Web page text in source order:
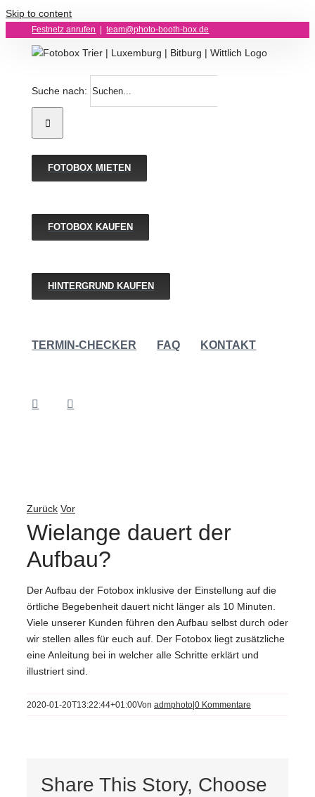
Skip to content
Festnetz anrufen team@photo-booth-box.de
Suche nach:
FOTOBOX MIETEN
FOTOBOX KAUFEN
HINTERGRUND KAUFEN
TERMIN-CHECKER FAQ KONTAKT
Zurück Vor
Wielange dauert der
Aufbau?
Der Aufbau der Fotobox inklusive der Einstellung auf die
örtliche Begebenheit dauert nicht länger als 10 Minuten.
Viele unserer Kunden führen den Aufbau selbst durch oder
wir stellen alles für euch auf. Der Fotobox liegt zusätzliche
eine Anleitung bei in welcher alle Schritte erklärt und
illustriert sind.
2020-01-20T13:22:44+01:00Von admphoto 0 Kommentare
Share This Story, Choose